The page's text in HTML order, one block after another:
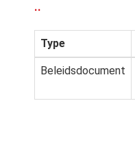
..
Type
Beleidsdocument